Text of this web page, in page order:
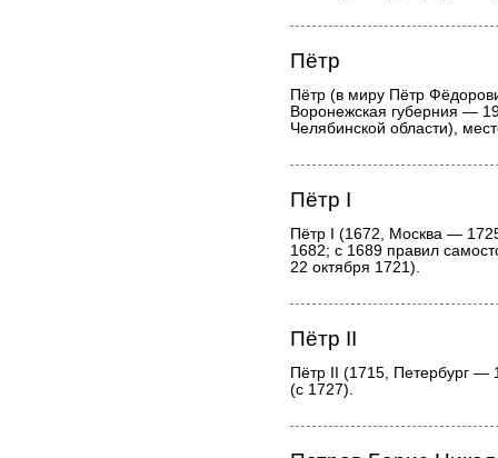
Пётр
Пётр (в миру Пётр
Воронежская губерния —
Челябинской области),
Пётр I
Пётр I (1672, Москва —
1682; с 1689 правил
22 октября 1721).
Пётр II
Пётр II (1715, Петербург —
(с 1727).